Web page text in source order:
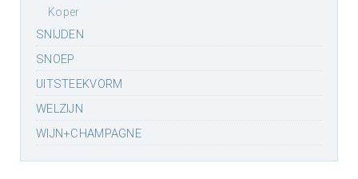
koper
SNIJDEN
SNOEP
UITSTEEKVORM
WELZIJN
WIJN+CHAMPAGNE